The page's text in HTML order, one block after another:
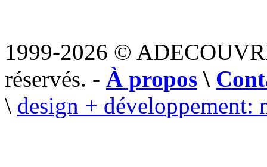
1999-2026 ©
réservés. - À propos \
\ design + développement: